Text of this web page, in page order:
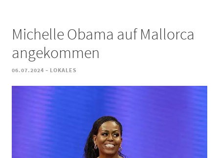
Michelle Obama auf Mallorca
angekommen
06.07.2024 - LOKALES